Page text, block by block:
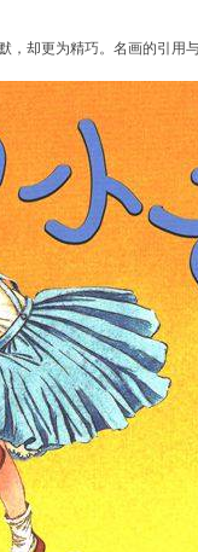
却更为精巧。名画的引用